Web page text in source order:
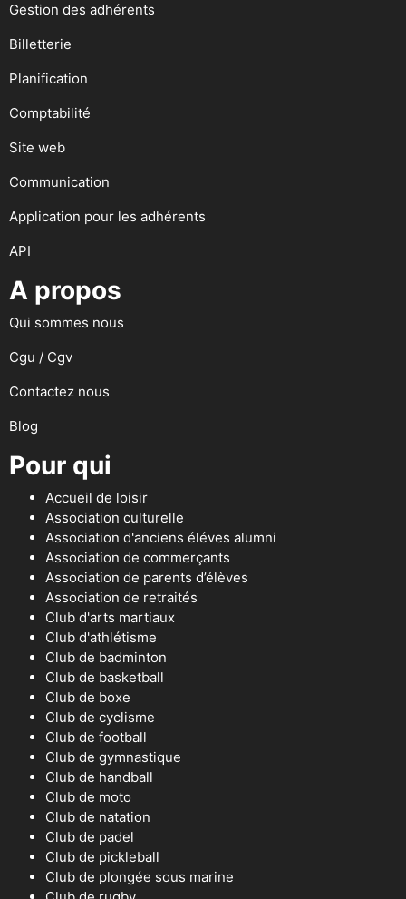
Gestion des adhérents
Billetterie
Planification
Comptabilité
Site web
Communication
Application pour les adhérents
API
A propos
Qui sommes nous
Cgu / Cgv
Contactez nous
Blog
Pour qui
Accueil de loisir
Association culturelle
Association d'anciens éléves alumni
Association de commerçants
Association de parents d’élèves
Association de retraités
Club d'arts martiaux
Club d'athlétisme
Club de badminton
Club de basketball
Club de boxe
Club de cyclisme
Club de football
Club de gymnastique
Club de handball
Club de moto
Club de natation
Club de padel
Club de pickleball
Club de plongée sous marine